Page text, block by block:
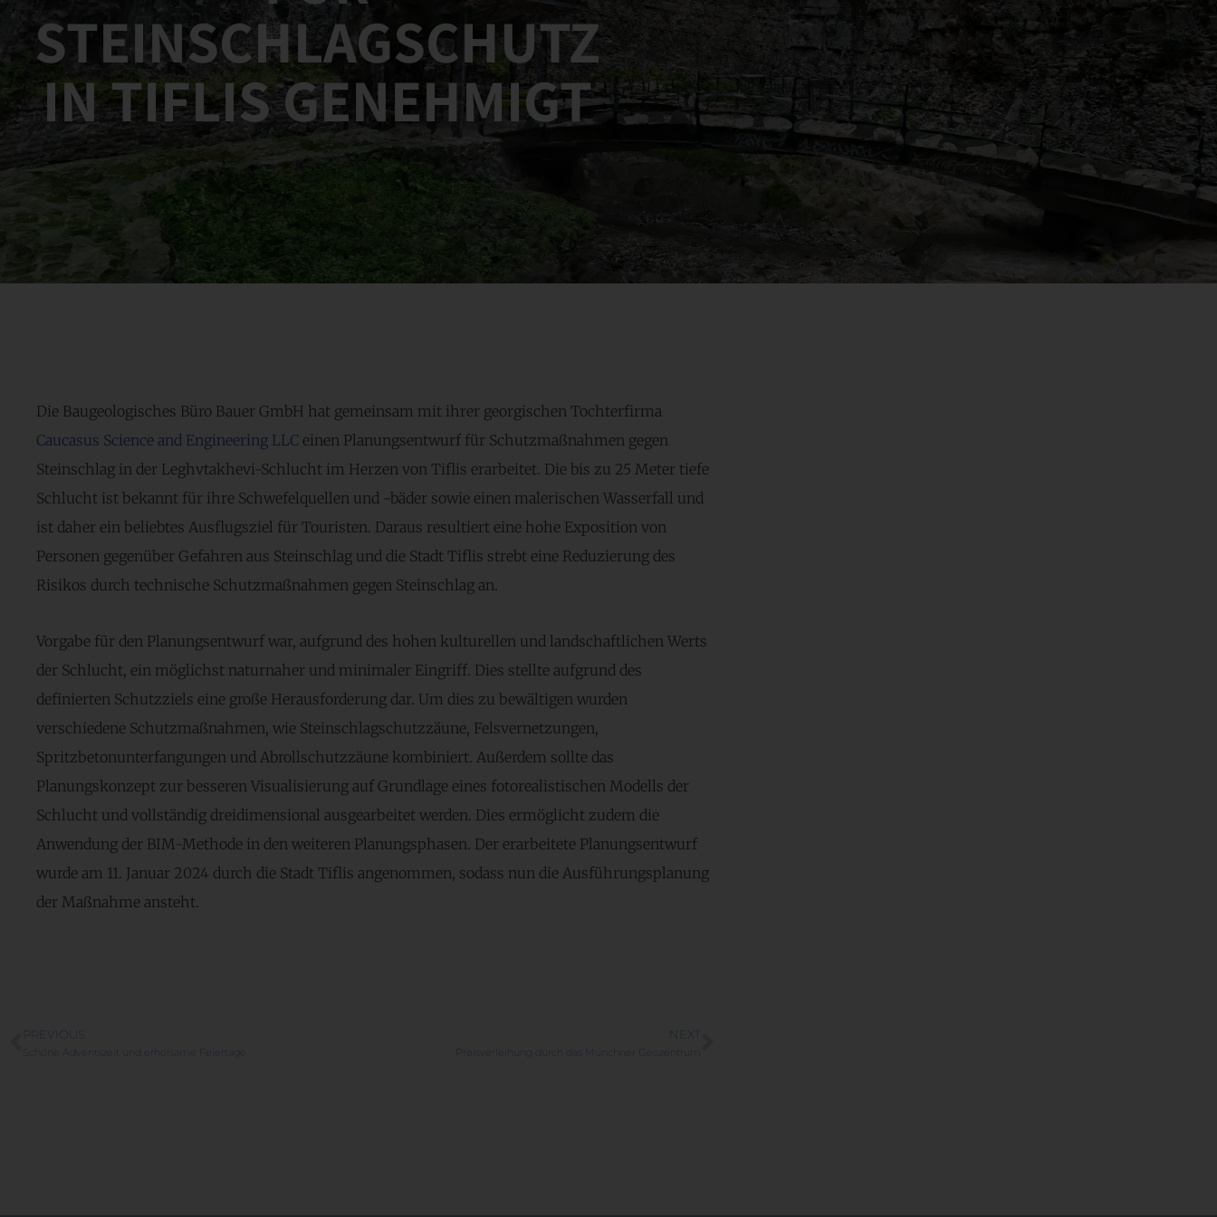
STEINSCHLAGSCHUTZ
IN TIFLIS GENEHMIGT
Die Baugeologisches Büro Bauer GmbH hat gemeinsam mit ihrer georgischen Tochterfirma
Caucasus Science and Engineering LLC einen Planungsentwurf für Schutzmaßnahmen gegen
Steinschlag in der Leghvtakhevi-Schlucht im Herzen von Tiflis erarbeitet. Die bis zu 25 Meter tiefe
Schlucht ist bekannt für ihre Schwefelquellen und -bäder sowie einen malerischen Wasserfall und
ist daher ein beliebtes Ausflugsziel für Touristen. Daraus resultiert eine hohe Exposition von
Personen gegenüber Gefahren aus Steinschlag und die Stadt Tiflis strebt eine Reduzierung des
Risikos durch technische Schutzmaßnahmen gegen Steinschlag an.
Vorgabe für den Planungsentwurf war, aufgrund des hohen kulturellen und landschaftlichen Werts
der Schlucht, ein möglichst naturnaher und minimaler Eingriff. Dies stellte aufgrund des
definierten Schutzziels eine große Herausforderung dar. Um dies zu bewältigen wurden
verschiedene Schutzmaßnahmen, wie Steinschlagschutzzäune, Felsvernetzungen,
Spritzbetonunterfangungen und Abrollschutzzäune kombiniert. Außerdem sollte das
Planungskonzept zur besseren Visualisierung auf Grundlage eines fotorealistischen Modells der
Schlucht und vollständig dreidimensional ausgearbeitet werden. Dies ermöglicht zudem die
Anwendung der BIM-Methode in den weiteren Planungsphasen. Der erarbeitete Planungsentwurf
wurde am 11. Januar 2024 durch die Stadt Tiflis angenommen, sodass nun die Ausführungsplanung
der Maßnahme ansteht.
PREVIOUS
Schöne Adventszeit und erholsame Feiertage
NEXT
Preisverleihung durch das Münchner Geozentrum